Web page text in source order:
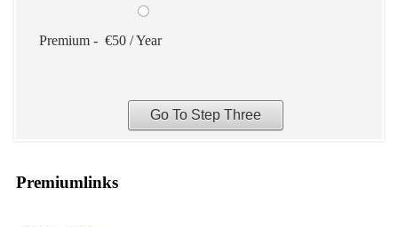
Premiumlinks
Premium - €50 / Year